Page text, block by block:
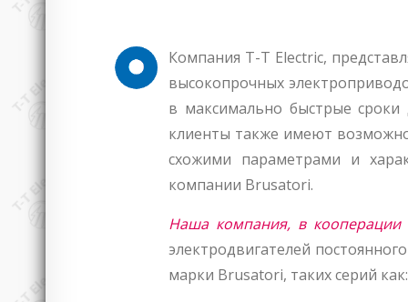
Компания T-T Electric,
высокопрочных
в максимально быстрые
клиенты также имеют
схожими параметрами и
компании Brusatori.
Наша компания, в
электродвигателей
марки Brusatori, таких серий как: